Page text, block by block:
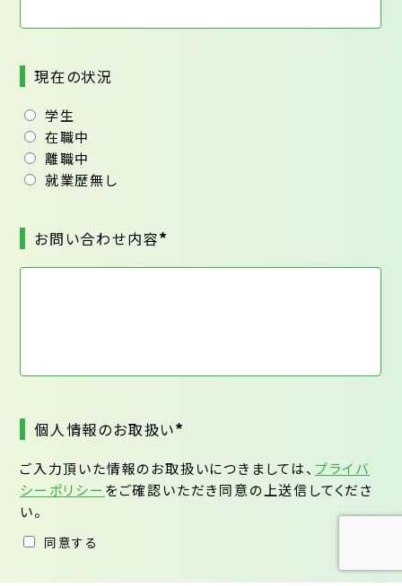
現在の状況
学生
在職中
離職中
就業歴無し
お問い合わせ内容*
個人情報のお取扱い*
ご入力頂いた情報のお取扱いにつきましては、 プライバ
シーポリシー をご確認いただき同意の上送信してくださ
い。
同意する